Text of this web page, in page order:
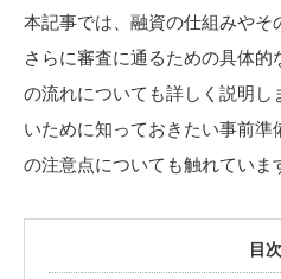
本記事では、融資の仕組みやそ
さらに審査に通るための具体
の流れについても詳しく説明
いために知っておきたい事前
の注意点についても触れていま
目次